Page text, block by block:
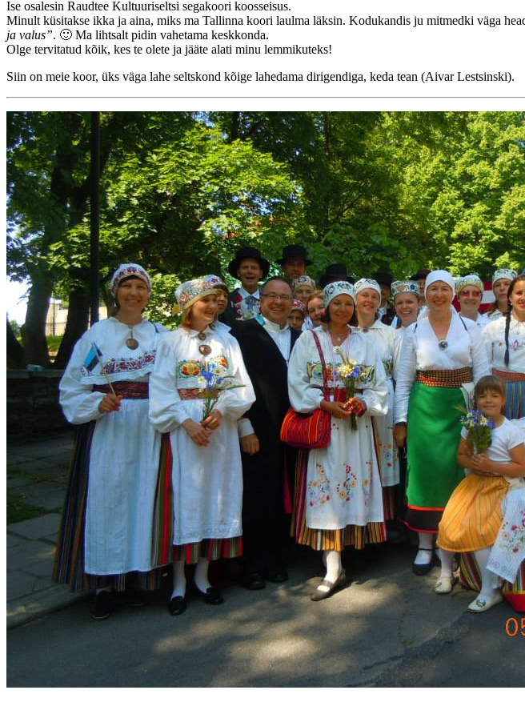
Ise osalesin Raudtee Kultuuriseltsi segakoori koosseisus.
Minult küsitakse ikka ja aina, miks ma Tallinna koori laulma läksin. Kodukandis ju mitmedki väga
ja valus”. 🙂 Ma lihtsalt pidin vahetama keskkonda.
Olge tervitatud kõik, kes te olete ja jääte alati minu lemmikuteks!
Siin on meie koor, üks väga lahe seltskond kõige lahedama dirigendiga, keda tean (Aivar Lestsinski).